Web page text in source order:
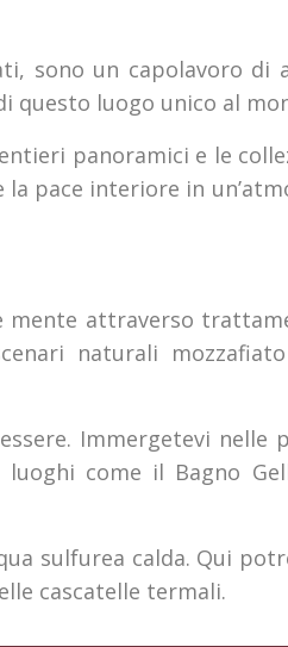
sono un capolavoro di
questo luogo unico al
panoramici e le
pace interiore in
mente attraverso
naturali
Immergetevi nelle
luoghi come il Bagno
sulfurea calda. Qui
cascatelle termali.